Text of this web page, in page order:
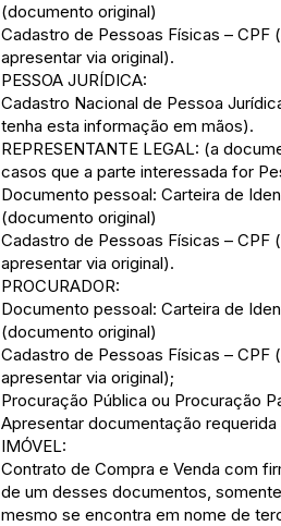
(documento original)
Cadastro de Pessoas Físicas –
apresentar via original).
PESSOA JURÍDICA:
Cadastro Nacional de Pessoa
tenha esta informação em mãos).
REPRESENTANTE LEGAL: (a
casos que a parte interessada for
Documento pessoal: Carteira de
(documento original)
Cadastro de Pessoas Físicas –
apresentar via original).
PROCURADOR:
Documento pessoal: Carteira de
(documento original)
Cadastro de Pessoas Físicas –
apresentar via original);
Procuração Pública ou Procuração
Apresentar documentação
IMÓVEL:
Contrato de Compra e Venda com
de um desses documentos,
mesmo se encontra em nome de